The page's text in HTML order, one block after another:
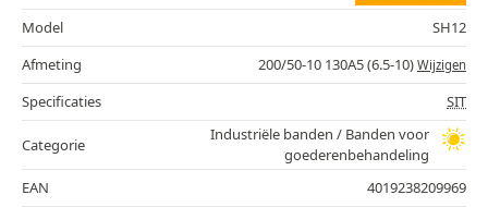
Model
SH12
Afmeting
200/50-10 130A5 (6.5-10) Wijzigen
Specificaties SIT
Categorie
Industriële banden / Banden voor
goederenbehandeling
EAN
4019238209969